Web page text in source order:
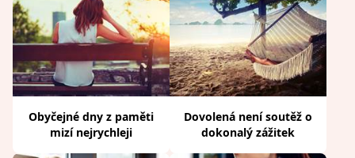
Obyčejné dny z paměti
mizí nejrychleji
Dovolená není soutěž o
dokonalý zážitek